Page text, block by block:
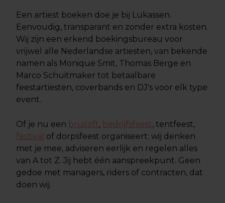
Een artiest boeken doe je bij Lukassen.
Eenvoudig, transparant en zonder extra kosten.
Wij zijn een erkend boekingsbureau voor
vrijwel alle Nederlandse artiesten, van bekende
namen als Monique Smit, Thomas Berge en
Marco Schuitmaker tot betaalbare
feestartiesten, coverbands en DJ's voor elk type
event.
Of je nu een bruiloft, bedrijfsfeest, tentfeest,
festival of dorpsfeest organiseert: wij denken
met je mee, adviseren eerlijk en regelen alles
van A tot Z. Jij hebt één aanspreekpunt. Geen
gedoe met managers, riders of contracten, dat
doen wij.